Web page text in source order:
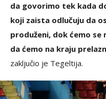
da govorimo tek kada
koji zaista odlučuju da
produženi, dok ćemo se
da ćemo na kraju
zaključio je Tegeltija.